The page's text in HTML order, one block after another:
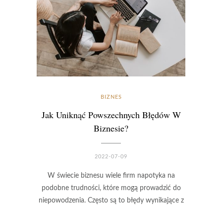
BIZNES
Jak Uniknąć Powszechnych Błędów W
Biznesie?
2022-07-09
W świecie biznesu wiele firm napotyka na
podobne trudności, które mogą prowadzić do
niepowodzenia. Często są to błędy wynikające z